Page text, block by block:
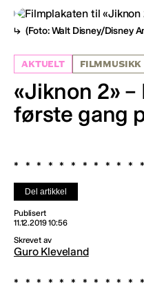
(Foto: Walt Disney/Disney
AKTUELT FILMMUSIKK
«Jiknon 2»
første gang
Del artikkel
Publisert
11.12.2019 10:56
Skrevet av
Guro Kleveland